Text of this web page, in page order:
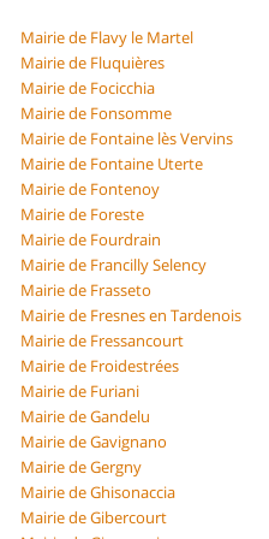
Mairie de Flavy le Martel
Mairie de Fluquières
Mairie de Focicchia
Mairie de Fonsomme
Mairie de Fontaine lès Vervins
Mairie de Fontaine Uterte
Mairie de Fontenoy
Mairie de Foreste
Mairie de Fourdrain
Mairie de Francilly Selency
Mairie de Frasseto
Mairie de Fresnes en Tardenois
Mairie de Fressancourt
Mairie de Froidestrées
Mairie de Furiani
Mairie de Gandelu
Mairie de Gavignano
Mairie de Gergny
Mairie de Ghisonaccia
Mairie de Gibercourt